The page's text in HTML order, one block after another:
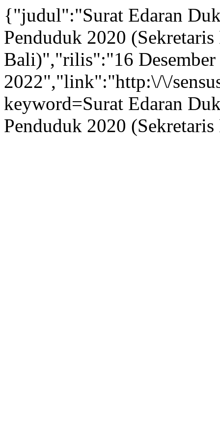
{"judul":"Surat Edaran
Penduduk 2020
Bali)","rilis":"16 Desember
2022","link":"http:\/\/
keyword=Surat Edaran
Penduduk 2020